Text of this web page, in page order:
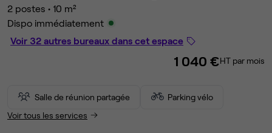
2 postes • 10 m²
Dispo immédiatement
Voir 32 autres bureaux dans cet espace
1 040 €HT par mois
Salle de réunion partagée
Parking vélo
Voir tous les services